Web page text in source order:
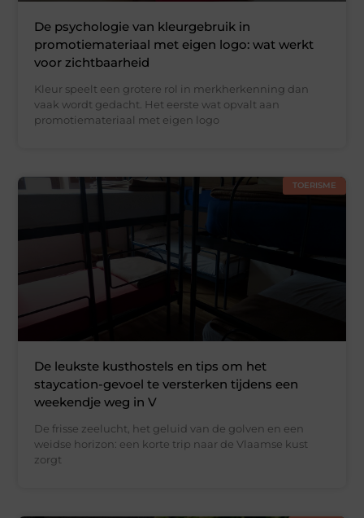
De psychologie van kleurgebruik in
promotiemateriaal met eigen logo: wat werkt
voor zichtbaarheid
Kleur speelt een grotere rol in merkherkenning dan
vaak wordt gedacht. Het eerste wat opvalt aan
promotiemateriaal met eigen logo
TOERISME
De leukste kusthostels en tips om het
staycation-gevoel te versterken tijdens een
weekendje weg in V
De frisse zeelucht, het geluid van de golven en een
weidse horizon: een korte trip naar de Vlaamse kust
zorgt